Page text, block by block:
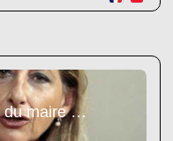
Lampedusa : Appel du maire Giusi Nicolini